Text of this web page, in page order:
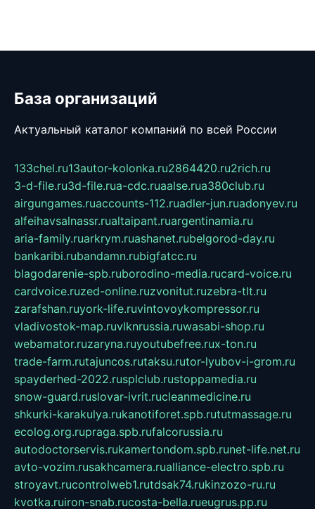
База организаций
Актуальный каталог компаний по всей России
133chel.ru13autor-kolonka.ru2864420.ru2rich.ru
3-d-file.ru3d-file.rua-cdc.ruaalse.rua380club.ru
airgungames.ruaccounts-112.ruadler-jun.ruadonyev.ru
alfeihavsalnassr.rualtaipant.ruargentinamia.ru
aria-family.ruarkrym.ruashanet.rubelgorod-day.ru
bankaribi.rubandamn.rubigfatcc.ru
blagodarenie-spb.ruborodino-media.rucard-voice.ru
cardvoice.ruzed-online.ruzvonitut.ruzebra-tlt.ru
zarafshan.ruyork-life.ruvintovoykompressor.ru
vladivostok-map.ruvlknrussia.ruwasabi-shop.ru
webamator.ruzaryna.ruyoutubefree.rux-ton.ru
trade-farm.rutajuncos.rutaksu.rutor-lyubov-i-grom.ru
spayderhed-2022.rusplclub.rustoppamedia.ru
snow-guard.ruslovar-ivrit.rucleanmedicine.ru
shkurki-karakulya.rukanotiforet.spb.rututmassage.ru
ecolog.org.rupraga.spb.rufalcorussia.ru
autodoctorservis.rukamertondom.spb.runet-life.net.ru
avto-vozim.rusakhcamera.rualliance-electro.spb.ru
stroyavt.rucontrolweb1.rutdsak74.rukinzozo-ru.ru
kvotka.ruiron-snab.rucosta-bella.rueugrus.pp.ru